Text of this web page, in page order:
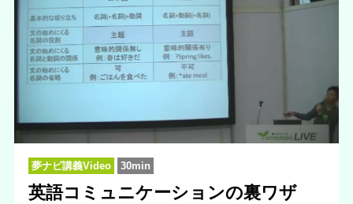
夢ナビ講義Video 30min
英語コミュニケーションの裏ワザ